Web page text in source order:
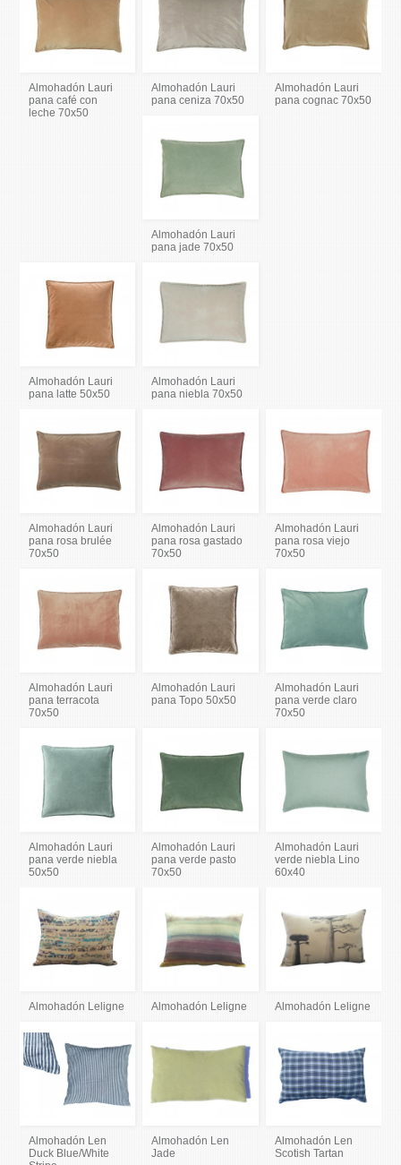
Almohadón Lauri
pana café con
leche 70x50
Almohadón Lauri
pana ceniza 70x50
Almohadón Lauri
pana cognac 70x50
Almohadón Lauri
pana jade 70x50
Almohadón Lauri
pana latte 50x50
Almohadón Lauri
pana niebla 70x50
Almohadón Lauri
pana rosa brulée
70x50
Almohadón Lauri
pana rosa gastado
70x50
Almohadón Lauri
pana rosa viejo
70x50
Almohadón Lauri
pana terracota
70x50
Almohadón Lauri
pana Topo 50x50
Almohadón Lauri
pana verde claro
70x50
Almohadón Lauri
pana verde niebla
50x50
Almohadón Lauri
pana verde pasto
70x50
Almohadón Lauri
verde niebla Lino
60x40
Almohadón Leligne Almohadón Leligne Almohadón Leligne
Almohadón Len
Duck Blue/White
Almohadón Len
Jade
Almohadón Len
Scotish Tartan